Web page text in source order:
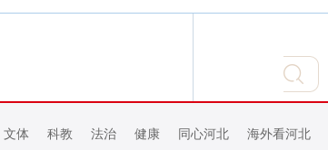
文体 科教 法治 健康 同心河北 海外看河北